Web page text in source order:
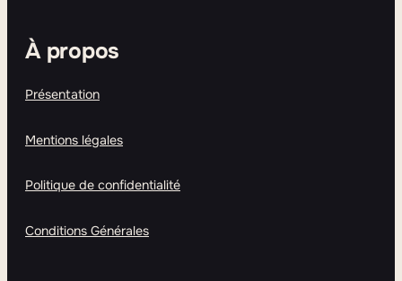
À propos
Présentation
Mentions légales
Politique de confidentialité
Conditions Générales